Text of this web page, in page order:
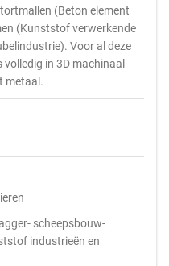
(Beton element
(Kunststof verwerkende
Voor al deze
in 3D machinaal
metaal.
scheepsbouw-
industrieën en